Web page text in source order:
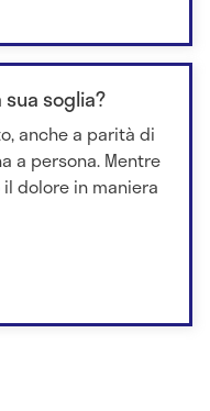
soglia?
anche a parità di
a persona. Mentre
dolore in maniera